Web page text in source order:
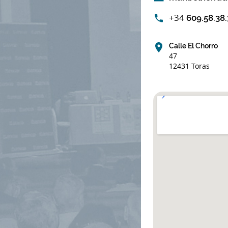
+34
Calle El Chorro
47
12431 Toras